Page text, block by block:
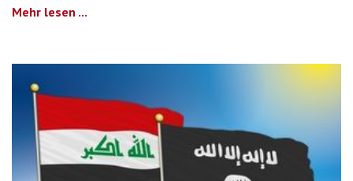
Mehr lesen ...